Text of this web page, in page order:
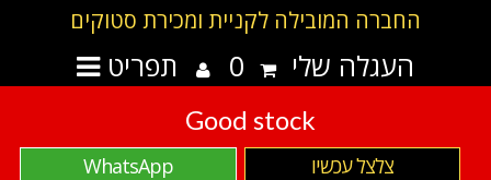
החברה המובילה לקניית ומכירת סטוקים
תפריט העגלה שלי 0
Good stock
WhatsApp צלצל עכשיו